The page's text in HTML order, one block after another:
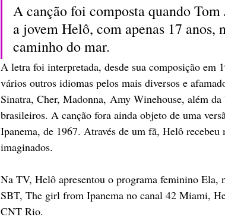
A canção foi composta quando
a jovem Helô, com apenas 17 anos,
caminho do mar.
A letra foi interpretada, desde sua composição em
vários outros idiomas pelos mais diversos e
Sinatra, Cher, Madonna, Amy Winehouse, além
brasileiros. A canção fora ainda objeto de uma
Ipanema, de 1967. Através de um fã, Helô recebeu
imaginados.
Na TV, Helô apresentou o programa feminino Ela,
SBT, The girl from Ipanema no canal 42 Miami,
CNT Rio.